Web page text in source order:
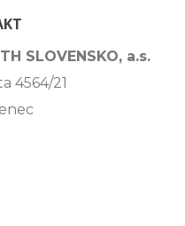
SLOVENSKO, a.s.
4564/21